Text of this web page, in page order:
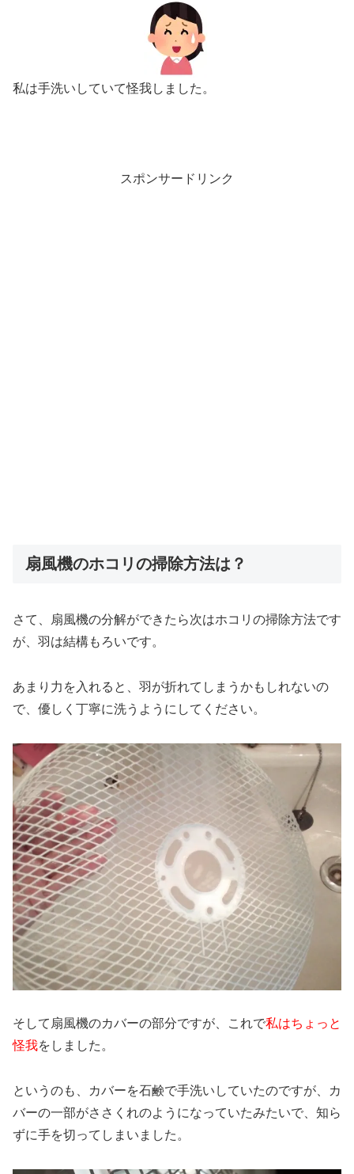
私は手洗いしていて怪我しました。
スポンサードリンク
扇風機のホコリの掃除方法は？
さて、扇風機の分解ができたら次はホコリの掃除方法です
が、羽は結構もろいです。
あまり力を入れると、羽が折れてしまうかもしれないの
で、優しく丁寧に洗うようにしてください。
そして扇風機のカバーの部分ですが、これで私はちょっと
怪我をしました。
というのも、カバーを石鹸で手洗いしていたのですが、カ
バーの一部がささくれのようになっていたみたいで、知ら
ずに手を切ってしまいました。